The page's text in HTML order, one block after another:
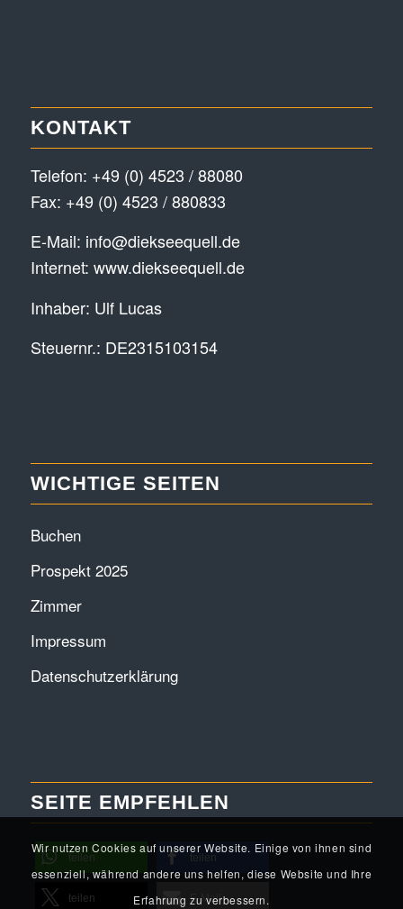
KONTAKT
Telefon: +49 (0) 4523 / 88080
Fax: +49 (0) 4523 / 880833
E-Mail: info@diekseequell.de
Internet: www.diekseequell.de
Inhaber: Ulf Lucas
Steuernr.: DE2315103154
WICHTIGE SEITEN
Buchen
Prospekt 2025
Zimmer
Impressum
Datenschutzerklärung
SEITE EMPFEHLEN
teilen teilen
teilen E-Mail
Wir nutzen Cookies auf unserer Website. Einige von ihnen sind
essenziell, während andere uns helfen, diese Website und Ihre
Erfahrung zu verbessern.